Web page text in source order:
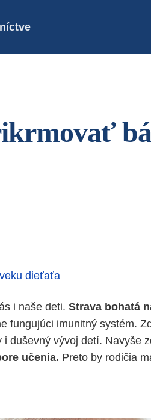
dieťaťa
i naše deti. Strava bohatá
fungujúci imunitný systém.
duševný vývoj detí. Navyše
učenia. Preto by rodičia